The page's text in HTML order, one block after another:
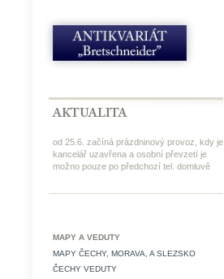
od 25.6. začíná prázdninový provoz, kdy je
kancelář uzavřena a osobní převzetí je
možno pouze po předchozí tel. domluvě
MAPY A VEDUTY
MAPY ČECHY, MORAVA, A SLEZSKO
ČECHY VEDUTY